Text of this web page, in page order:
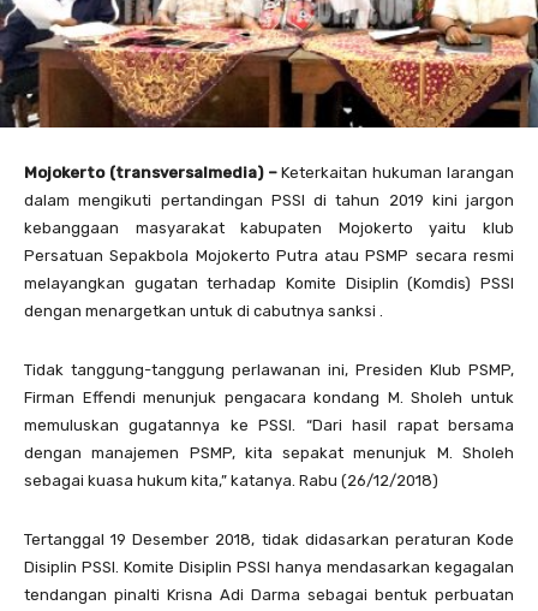
Mojokerto (transversalmedia) –Keterkaitan hukuman larangan
dalam mengikuti pertandingan PSSI di tahun 2019 kini jargon
kebanggaan masyarakat kabupaten Mojokerto yaitu klub
Persatuan Sepakbola Mojokerto Putra atau PSMP secara resmi
melayangkan gugatan terhadap Komite Disiplin (Komdis) PSSI
dengan menargetkan untuk di cabutnya sanksi .
Tidak tanggung-tanggung perlawanan ini, Presiden Klub PSMP,
Firman Effendi menunjuk pengacara kondang M. Sholeh untuk
memuluskan gugatannya ke PSSI. “Dari hasil rapat bersama
dengan manajemen PSMP, kita sepakat menunjuk M. Sholeh
sebagai kuasa hukum kita,” katanya. Rabu (26/12/2018)
Tertanggal 19 Desember 2018, tidak didasarkan peraturan Kode
Disiplin PSSI. Komite Disiplin PSSI hanya mendasarkan kegagalan
tendangan pinalti Krisna Adi Darma sebagai bentuk perbuatan